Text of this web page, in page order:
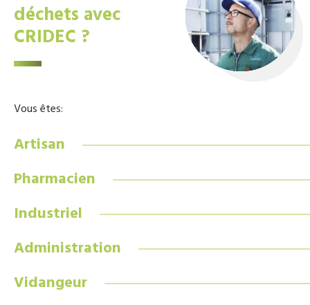
déchets avec
CRIDEC ?
Vous êtes:
Artisan
Pharmacien
Industriel
Administration
Vidangeur